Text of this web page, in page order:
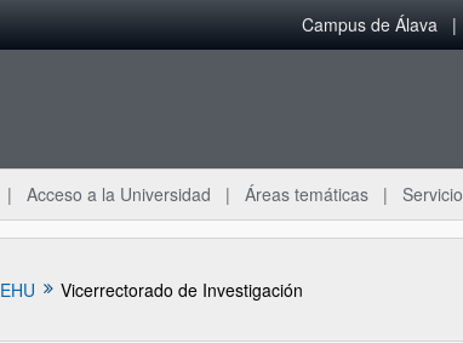
Campus de Álava
Acceso a la Universidad Áreas temáticas
EHU Vicerrectorado de Investigación